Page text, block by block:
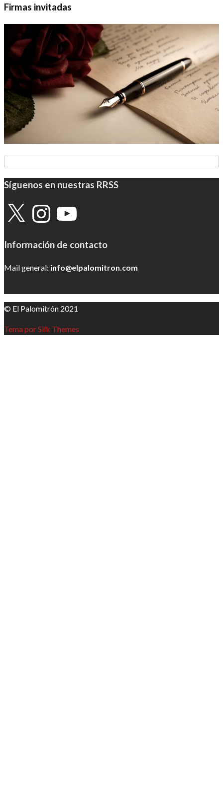
Firmas invitadas
Síguenos en nuestras RRSS
X InstagramYouTube
Información de contacto
Mail general: info@elpalomitron.com
© El Palomitrón 2021
Tema por Silk Themes